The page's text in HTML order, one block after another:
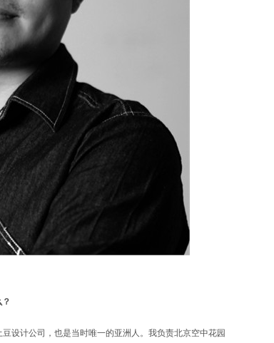
设计公司，也是当时唯一的亚洲人。我负责北京空中花园